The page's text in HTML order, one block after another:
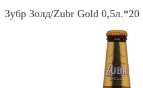
Зубр Золд/Zubr Gold 0,5л.*20